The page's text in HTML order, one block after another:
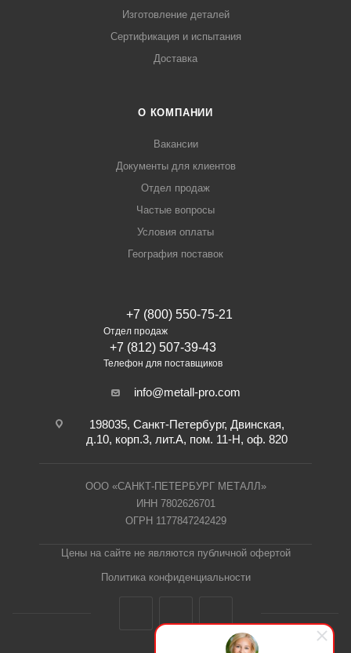
Изготовление деталей
Сертификация и испытания
Доставка
О КОМПАНИИ
Вакансии
Документы для клиентов
Отдел продаж
Частые вопросы
Условия оплаты
География поставок
+7 (800) 550-75-21
Отдел продаж
+7 (812) 507-39-43
Телефон для поставщиков
info@metall-pro.com
198035, Санкт-Петербург, Двинская,
д.10, корп.3, лит.А, пом. 11-Н, оф. 820
ООО «САНКТ-ПЕТЕРБУРГ МЕТАЛЛ»
ИНН 7802626701
ОГРН 1177847242429
Цены на сайте не являются публичной офертой
Политика конфиденциальности